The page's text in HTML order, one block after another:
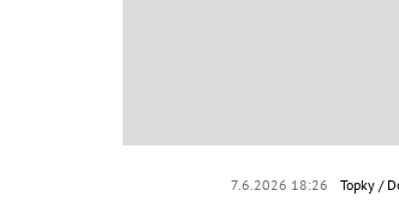
7.6.2026 18:26 Topky